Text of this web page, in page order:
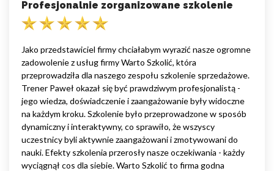
Profesjonalnie zorganizowane szkolenie
Jako przedstawiciel firmy chciałabym wyrazić nasze ogromne
zadowolenie z usług firmy Warto Szkolić, która
przeprowadziła dla naszego zespołu szkolenie sprzedażowe.
Trener Paweł okazał się być prawdziwym profesjonalistą -
jego wiedza, doświadczenie i zaangażowanie były widoczne
na każdym kroku. Szkolenie było przeprowadzone w sposób
dynamiczny i interaktywny, co sprawiło, że wszyscy
uczestnicy byli aktywnie zaangażowani i zmotywowani do
nauki. Efekty szkolenia przerosły nasze oczekiwania - każdy
wyciągnął cos dla siebie. Warto Szkolić to firma godna